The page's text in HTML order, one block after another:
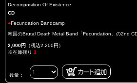
Decomposition Of Existence
CD
●Fecundation Bandcamp
韓国のBrutal Death Metal Band「Fecundation」の2nd
2,000円 （税込2,200円）
※在庫残り 3
数量：